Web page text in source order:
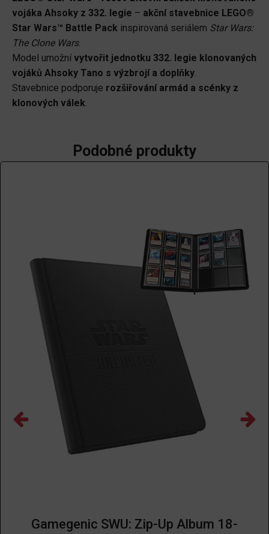
klonovaného
vojáka
Ahsoky
z
332.
legie
množství
vojáka Ahsoky z 332. legie – akční stavebnice LEGO®
Star Wars™ Battle Pack inspirovaná seriálem Star Wars:
The Clone Wars.
Model umožnívytvořit jednotku 332. legie klonovaných
vojáků Ahsoky Tano s výzbrojí a doplňky
Stavebnice podporuje rozšiřování armád a scénky z
klonových válek
Podobné produkty
Gamegenic SWU: Zip-Up Album 18-